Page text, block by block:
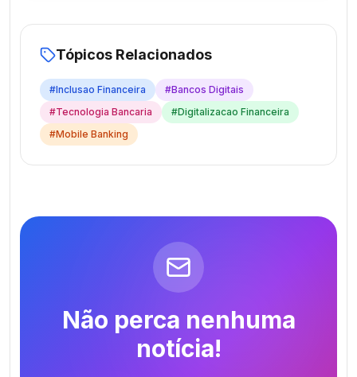
Tópicos Relacionados
#Inclusao Financeira #Bancos Digitais
#Tecnologia Bancaria #Digitalizacao Financeira
#Mobile Banking
Não perca nenhuma
notícia!